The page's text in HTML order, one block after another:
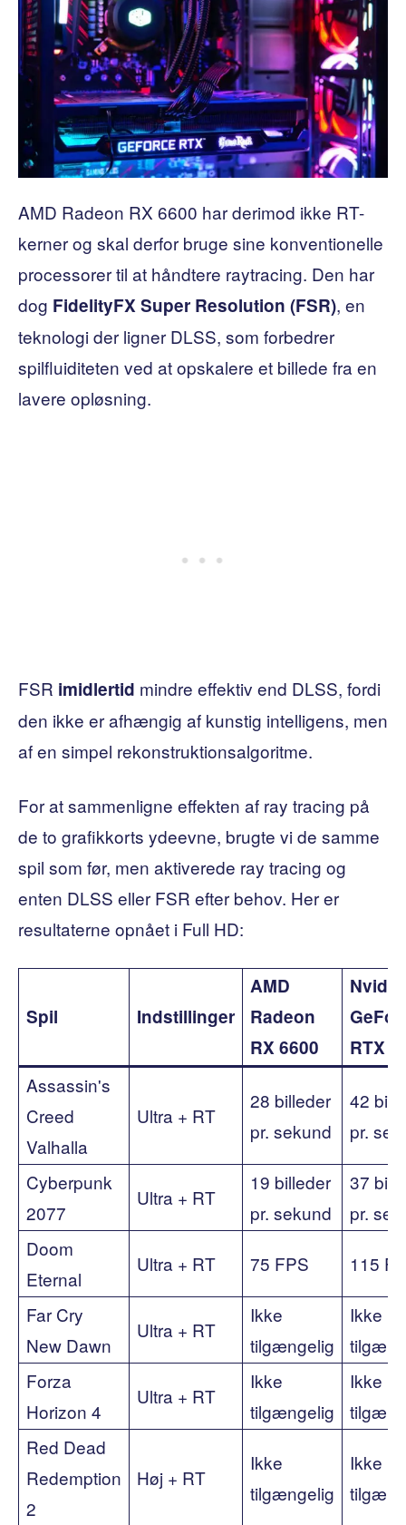
AMD Radeon RX 6600 har derimod ikke RT-
kerner og skal derfor bruge sine konventionelle
processorer til at håndtere raytracing. Den har
dog FidelityFX Super Resolution (FSR), en
teknologi der ligner DLSS, som forbedrer
spilfluiditeten ved at opskalere et billede fra en
lavere opløsning.
FSR imidlertid mindre effektiv end DLSS, fordi
den ikke er afhængig af kunstig intelligens, men
af ​​en simpel rekonstruktionsalgoritme.
For at sammenligne effekten af ​​ray tracing på
de to grafikkorts ydeevne, brugte vi de samme
spil som før, men aktiverede ray tracing og
enten DLSS eller FSR efter behov. Her er
resultaterne opnået i Full HD:
Spil Indstillinger
AMD
Radeon
RX 6600
Nvidia
RTX
Assassin's
Creed
Valhalla
Ultra + RT
28 billeder
pr. sekund
42
pr.
Cyberpunk
2077
Ultra + RT
19 billeder
pr. sekund
37
pr.
Doom
Eternal
Ultra + RT 75 FPS 115
Far Cry
New Dawn
Ultra + RT
Ikke
tilgængelig
Ikke
Forza
Horizon 4
Ultra + RT
Ikke
tilgængelig
Ikke
Red Dead
Redemption
2
Høj + RT
Ikke
tilgængelig
Ikke